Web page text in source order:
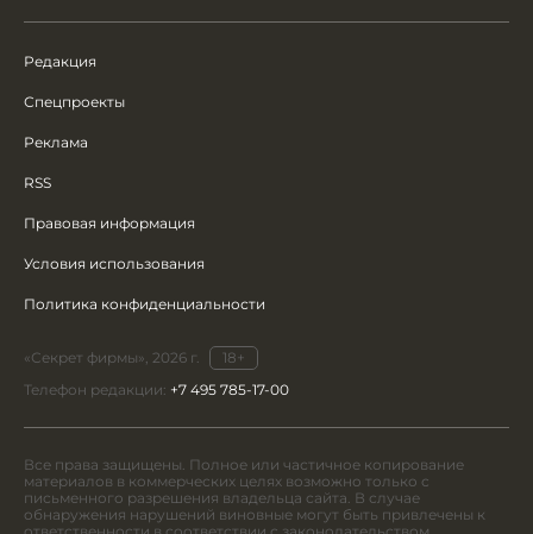
Редакция
Спецпроекты
Реклама
RSS
Правовая информация
Условия использования
Политика конфиденциальности
«Секрет фирмы», 2026 г.
18+
Телефон редакции: +7 495 785-17-00
Все права защищены. Полное или частичное копирование
материалов в коммерческих целях возможно только с
письменного разрешения владельца сайта. В случае
обнаружения нарушений виновные могут быть привлечены к